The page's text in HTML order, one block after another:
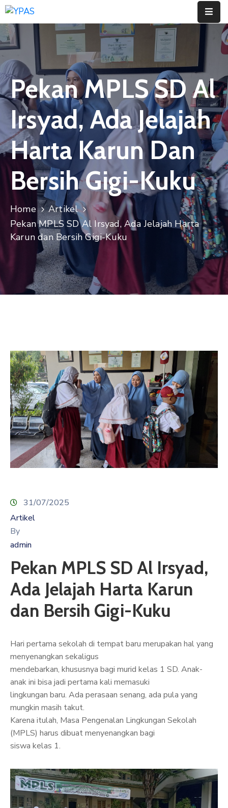
Home
Profil
Jenjang
Pendidikan
Informasi
Berita
Artikel
Contact
Pekan MPLS SD Al
Irsyad, Ada Jelajah
Harta Karun Dan
Bersih Gigi-Kuku
Home
Artikel
Pekan MPLS SD Al Irsyad, Ada Jelajah Harta
Karun dan Bersih Gigi-Kuku
31/07/2025
Artikel
By
admin
Pekan MPLS SD Al Irsyad,
Ada Jelajah Harta Karun
dan Bersih Gigi-Kuku
Hari pertama sekolah di tempat baru merupakan hal yang
menyenangkan sekaligus
mendebarkan, khususnya bagi murid kelas 1 SD. Anak-
anak ini bisa jadi pertama kali memasuki
lingkungan baru. Ada perasaan senang, ada pula yang
mungkin masih takut.
Karena itulah, Masa Pengenalan Lingkungan Sekolah
(MPLS) harus dibuat menyenangkan bagi
siswa kelas 1.